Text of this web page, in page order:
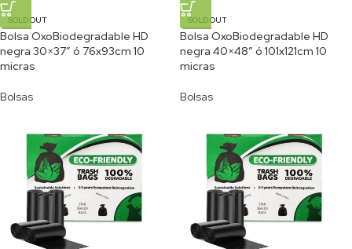
SOLD OUT
Bolsa OxoBiodegradable HD
negra 30×37″ ó 76x93cm 10
micras
Bolsas
SOLD OUT
Bolsa OxoBiodegradable HD
negra 40×48″ ó 101x121cm 10
micras
Bolsas